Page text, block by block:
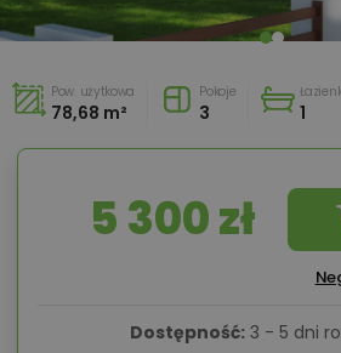
Pow. użytkowa
78,68 m²
Pokoje
3 1
5 300 zł
Dostępność: 3 - 5 dni